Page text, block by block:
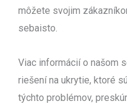
môžete svojim
sebaisto.
Viac informácií o našom
riešení na ukrytie, ktoré
týchto problémov,